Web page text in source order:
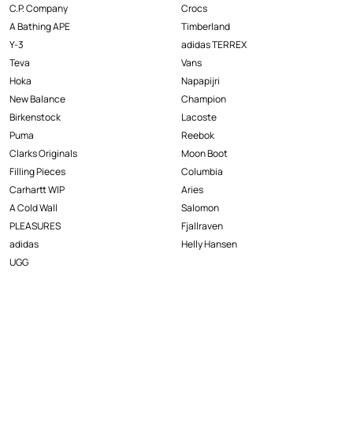
C.P. Company
A Bathing APE
Y-3
Teva
Hoka
New Balance
Birkenstock
Puma
Clarks Originals
Filling Pieces
Carhartt WIP
A Cold Wall
PLEASURES
adidas
UGG
Crocs
Timberland
adidas TERREX
Vans
Napapijri
Champion
Lacoste
Reebok
Moon Boot
Columbia
Aries
Salomon
Fjallraven
Helly Hansen